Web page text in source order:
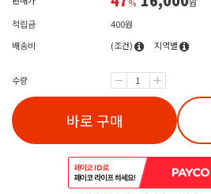
적립금
400원
배송비
(조건) 지역별
수량
바로 구매